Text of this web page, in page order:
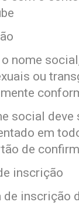
o nome
ou
social deve
em
de
inscrição
de inscrição